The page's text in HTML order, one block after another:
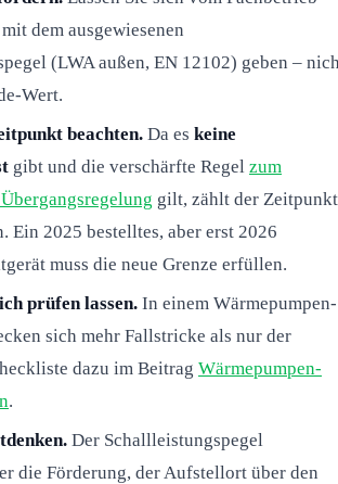
dem ausgewiesenen
(LWA außen, EN 12102) geben –
Wert.
beachten. Da es keine
gibt und die verschärfte Regel zum
gilt, zählt der Zeitpunkt
Ein 2025 bestelltes, aber erst 2026
muss die neue Grenze erfüllen.
prüfen lassen. In einem Wärmepumpen-
sich mehr Fallstricke als nur der
dazu im Beitrag Wärmepumpen-
.
Der Schallleistungspegel
die Förderung, der Aufstellort über den